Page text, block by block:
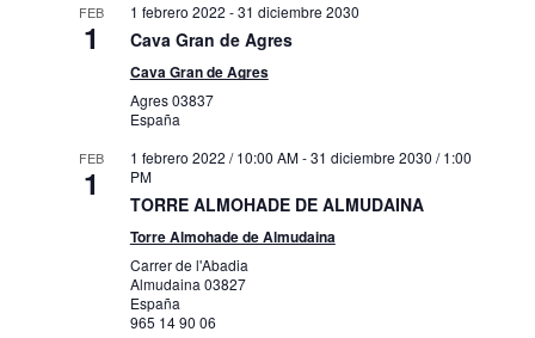
FEB
1
1 febrero 2022 -31 diciembre 2030
Cava Gran de Agres
Cava Gran de Agres
Agres03837
España
FEB
1
1 febrero 2022 / 10:00 AM-31 diciembre 2030 / 1:00
PM
TORRE ALMOHADE DE ALMUDAINA
Torre Almohade de Almudaina
Carrer de l'Abadia
Almudaina 03827
España
965 14 90 06